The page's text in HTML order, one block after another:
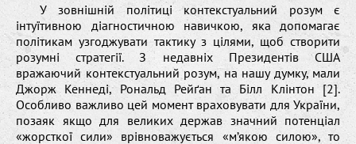
У зовнішній політиці контекстуальний розум є
інтуїтивною діагностичною навичкою, яка допомагає
політикам узгоджувати тактику з цілями, щоб створити
розумні стратегії. З недавніх Президентів США
вражаючий контекстуальний розум, на нашу думку, мали
Джорж Кеннеді, Рональд Рейґан та Білл Клінтон [2].
Особливо важливо цей момент враховувати для України,
позаяк якщо для великих держав значний потенціал
«жорсткої сили» врівноважується «м’якою силою», то